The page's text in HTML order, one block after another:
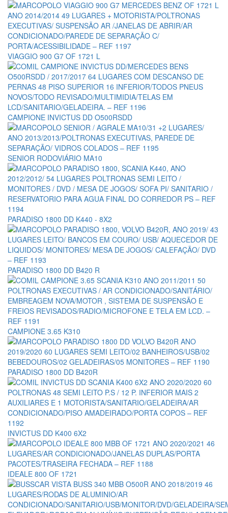
VIAGGIO 900 G7 OF 1721 L
CAMPIONE INVICTUS DD O500RSDD
SENIOR RODOVIÁRIO MA10
PARADISO 1800 DD K440 - 8X2
PARADISO 1800 DD B420 R
CAMPIONE 3.65 K310
PARADISO 1800 DD B420R
INVICTUS DD K400 6X2
IDEALE 800 OF 1721